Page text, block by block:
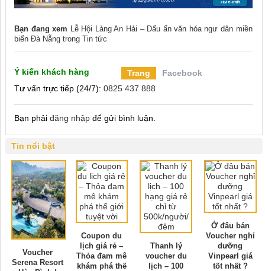
Bạn đang xem Lễ Hội Làng An Hải – Dấu ấn văn hóa ngư dân miền
biển Đà Nẵng trong Tin tức
Ý kiến khách hàng Trang
Facebook
Tư vấn trực tiếp (24/7): 0825 437 888
Bạn phải đăng nhập để gửi bình luận.
Tin nổi bật
Voucher
Serena Resort
Coupon du
lịch giá rẻ –
Thỏa đam mê
khám phá thế
Thanh lý
voucher du
lịch – 100
Ở đâu bán
Voucher nghỉ
dưỡng
Vinpearl giá
tốt nhất ?